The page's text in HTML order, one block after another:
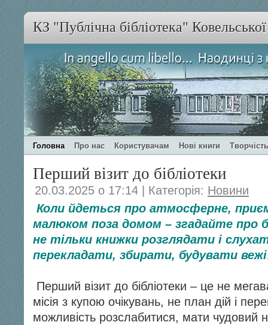
КЗ "Публічна бібліотека"
Головна Про нас Користувачам Нові книги
Перший візит до бібліотеки
20.03.2025 о 17:14 | Категорія: Новини
Коли йдеться про атмосферне,
малюком поза домом – згадайте про
не тільки книжки розглядати і
перекладати, збирати, будувати
Перший візит до бібліотеки – це не
місія з купою очікувань, не план дій і
можливість розслабитися, мати чудовий